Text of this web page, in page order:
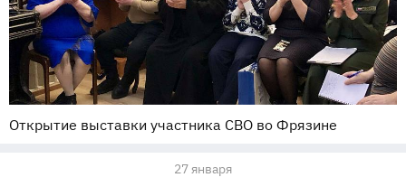
Открытие выставки участника СВО во Фрязине
27 января